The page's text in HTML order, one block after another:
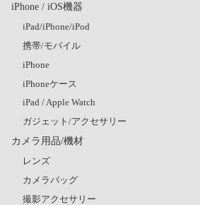
iPhone / iOS機器
iPad/iPhone/iPod
携帯/モバイル
iPhone
iPhoneケース
iPad / Apple Watch
ガジェット/アクセサリー
カメラ用品/機材
レンズ
カメラバッグ
撮影アクセサリー